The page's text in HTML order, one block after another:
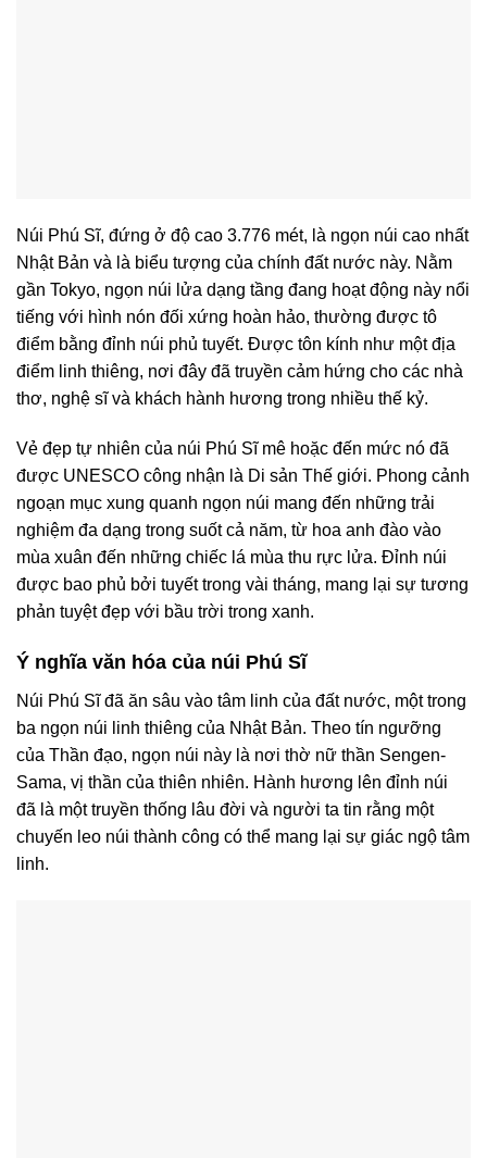
Núi Phú Sĩ, đứng ở độ cao 3.776 mét, là ngọn núi cao nhất
Nhật Bản và là biểu tượng của chính đất nước này. Nằm
gần Tokyo, ngọn núi lửa dạng tầng đang hoạt động này nổi
tiếng với hình nón đối xứng hoàn hảo, thường được tô
điểm bằng đỉnh núi phủ tuyết. Được tôn kính như một địa
điểm linh thiêng, nơi đây đã truyền cảm hứng cho các nhà
thơ, nghệ sĩ và khách hành hương trong nhiều thế kỷ.
Vẻ đẹp tự nhiên của núi Phú Sĩ mê hoặc đến mức nó đã
được UNESCO công nhận là Di sản Thế giới. Phong cảnh
ngoạn mục xung quanh ngọn núi mang đến những trải
nghiệm đa dạng trong suốt cả năm, từ hoa anh đào vào
mùa xuân đến những chiếc lá mùa thu rực lửa. Đỉnh núi
được bao phủ bởi tuyết trong vài tháng, mang lại sự tương
phản tuyệt đẹp với bầu trời trong xanh.
Ý nghĩa văn hóa của núi Phú Sĩ
Núi Phú Sĩ đã ăn sâu vào tâm linh của đất nước, một trong
ba ngọn núi linh thiêng của Nhật Bản. Theo tín ngưỡng
của Thần đạo, ngọn núi này là nơi thờ nữ thần Sengen-
Sama, vị thần của thiên nhiên. Hành hương lên đỉnh núi
đã là một truyền thống lâu đời và người ta tin rằng một
chuyến leo núi thành công có thể mang lại sự giác ngộ tâm
linh.